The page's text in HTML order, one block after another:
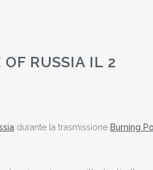
RUSSIA IL 2
durante la trasmissione Burning